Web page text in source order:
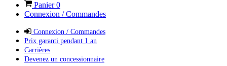
Panier0
Connexion / Commandes
Connexion / Commandes
Prix garanti pendant 1 an
Carrières
Devenez un concessionnaire